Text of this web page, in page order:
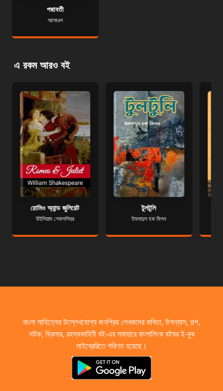
পদ্মাবতী
আলাওল
এ রকম আরও বই
রোমিও অ্যান্ড জুলিয়েট
উইলিয়াম শেকসপিয়র
টুলটুলি
ইমদাদুল হক মিলন
বাংলা সাহিত্যের উল্লেখযোগ্য জনপ্রিয় লেখকদের কবিতা, উপন্যাস, গল্প,
নাটক, থ্রিলার, রহস্যকাহিনী বই-এর সমাহারে বাংলালিংক বইঘর ই-বুক
লাইব্রেরিতে পরিণত হয়েছে।